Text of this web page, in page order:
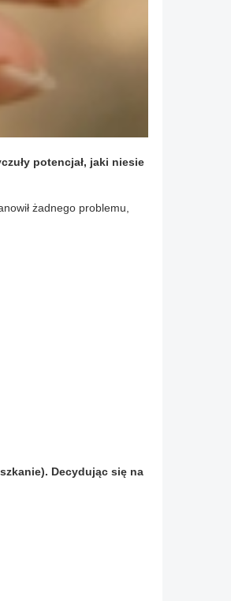
potencjał, jaki niesie
żadnego problemu,
Decydując się na